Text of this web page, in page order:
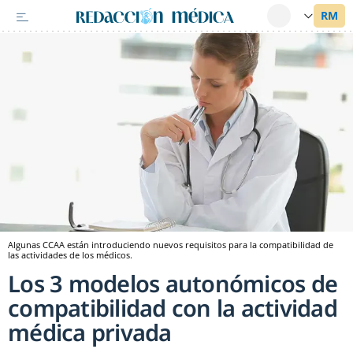
Algunas CCAA están introduciendo nuevos requisitos para la compatibilidad de
las actividades de los médicos.
Los 3 modelos autonómicos de
compatibilidad con la actividad
médica privada